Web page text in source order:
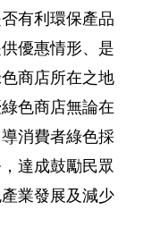
有利環保產品
優惠情形、是
商店所在之地
色商店無論在
消費者綠色採
達成鼓勵民眾
業發展及減少